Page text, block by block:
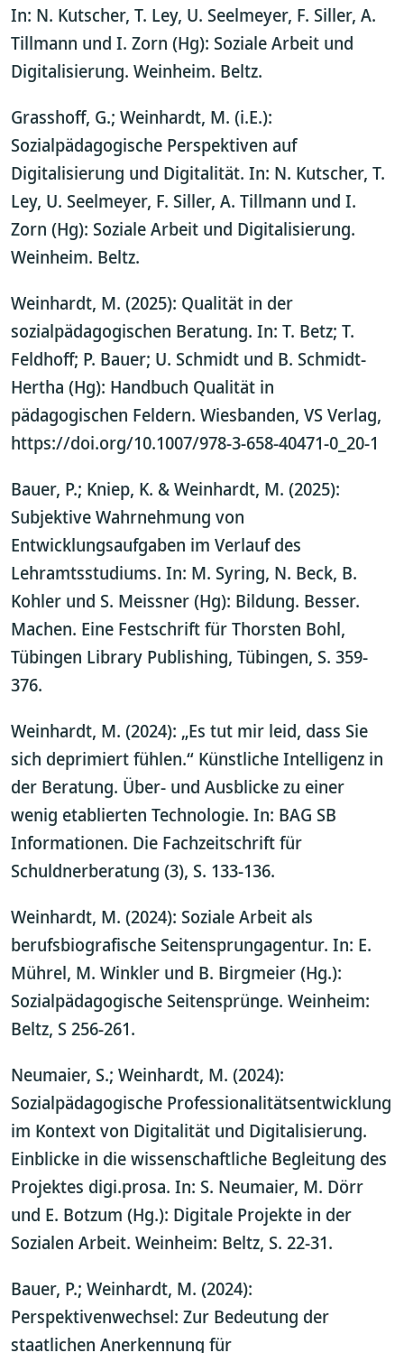
In: N. Kutscher, T. Ley, U. Seelmeyer, F. Siller, A.
Tillmann und I. Zorn (Hg): Soziale Arbeit und
Digitalisierung. Weinheim. Beltz.
Grasshoff, G.; Weinhardt, M. (i.E.):
Sozialpädagogische Perspektiven auf
Digitalisierung und Digitalität. In: N. Kutscher, T.
Ley, U. Seelmeyer, F. Siller, A. Tillmann und I.
Zorn (Hg): Soziale Arbeit und Digitalisierung.
Weinheim. Beltz.
Weinhardt, M. (2025): Qualität in der
sozialpädagogischen Beratung. In: T. Betz; T.
Feldhoff; P. Bauer; U. Schmidt und B. Schmidt-
Hertha (Hg): Handbuch Qualität in
pädagogischen Feldern. Wiesbanden, VS Verlag,
https://doi.org/10.1007/978-3-658-40471-0_20-1
Bauer, P.; Kniep, K. & Weinhardt, M. (2025):
Subjektive Wahrnehmung von
Entwicklungsaufgaben im Verlauf des
Lehramtsstudiums. In: M. Syring, N. Beck, B.
Kohler und S. Meissner (Hg): Bildung. Besser.
Machen. Eine Festschrift für Thorsten Bohl,
Tübingen Library Publishing, Tübingen, S. 359-
376.
Weinhardt, M. (2024): „Es tut mir leid, dass Sie
sich deprimiert fühlen.“ Künstliche Intelligenz in
der Beratung. Über- und Ausblicke zu einer
wenig etablierten Technologie. In: BAG SB
Informationen. Die Fachzeitschrift für
Schuldnerberatung (3), S. 133-136.
Weinhardt, M. (2024): Soziale Arbeit als
berufsbiografische Seitensprungagentur. In: E.
Mührel, M. Winkler und B. Birgmeier (Hg.):
Sozialpädagogische Seitensprünge. Weinheim:
Beltz, S 256-261.
Neumaier, S.; Weinhardt, M. (2024):
Sozialpädagogische Professionalitätsentwicklung
im Kontext von Digitalität und Digitalisierung.
Einblicke in die wissenschaftliche Begleitung des
Projektes digi.prosa. In: S. Neumaier, M. Dörr
und E. Botzum (Hg.): Digitale Projekte in der
Sozialen Arbeit. Weinheim: Beltz, S. 22-31.
Bauer, P.; Weinhardt, M. (2024):
Perspektivenwechsel: Zur Bedeutung der
staatlichen Anerkennung für